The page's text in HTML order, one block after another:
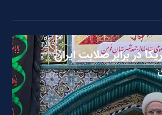
در برابر صلابت ایران